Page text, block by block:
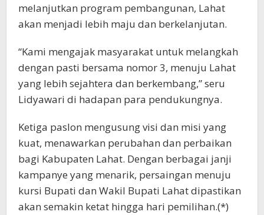
melanjutkan program pembangunan, Lahat
akan menjadi lebih maju dan berkelanjutan.
“Kami mengajak masyarakat untuk melangkah
dengan pasti bersama nomor 3, menuju Lahat
yang lebih sejahtera dan berkembang,” seru
Lidyawari di hadapan para pendukungnya.
Ketiga paslon mengusung visi dan misi yang
kuat, menawarkan perubahan dan perbaikan
bagi Kabupaten Lahat. Dengan berbagai janji
kampanye yang menarik, persaingan menuju
kursi Bupati dan Wakil Bupati Lahat dipastikan
akan semakin ketat hingga hari pemilihan.(*)